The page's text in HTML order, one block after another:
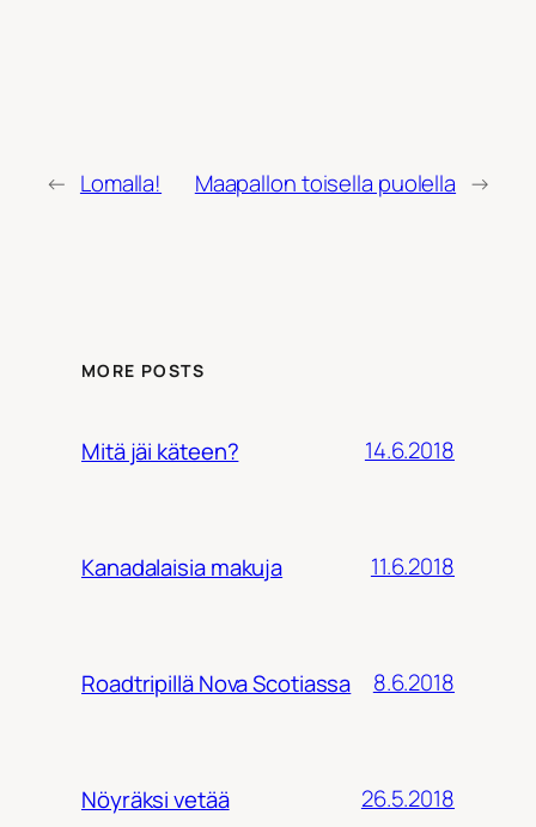
← Lomalla! Maapallon toisella puolella →
MORE POSTS
Mitä jäi käteen? 14.6.2018
Kanadalaisia makuja 11.6.2018
Roadtripillä Nova Scotiassa 8.6.2018
Nöyräksi vetää 26.5.2018